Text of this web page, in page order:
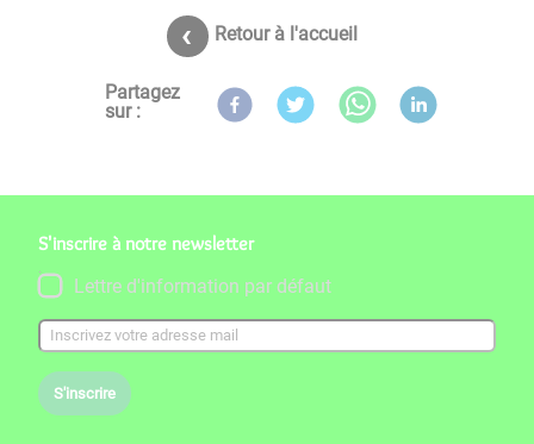
Retour à l'accueil
Partagez
sur :
S'inscrire à notre newsletter
Lettre d'information par défaut
S'inscrire